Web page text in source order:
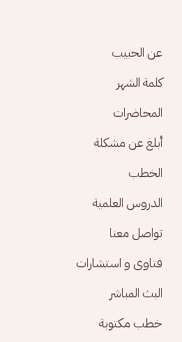
Footer menu
عن الحبيب
كلمة الشهر
المحاضرات
أبلغ عن مشكلة
الخطب
الدروس العلمية
تواصل معنا
فتاوى و استشارات
البث المباشر
خطب مكتوبة